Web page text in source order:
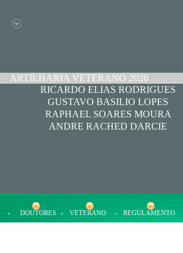
ARTILHARIA VETERANO 2026
RICARDO ELIAS RODRIGUES
GUSTAVO BASILIO LOPES
RAPHAEL SOARES MOURA
ANDRE RACHED DARCIE
DOUTORES VETERANO REGULAMENTO